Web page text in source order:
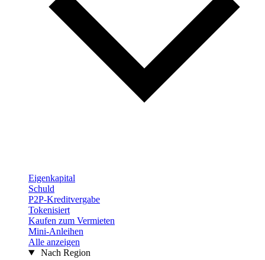
Eigenkapital
Schuld
P2P-Kreditvergabe
Tokenisiert
Kaufen zum Vermieten
Mini-Anleihen
Alle anzeigen
Nach Region